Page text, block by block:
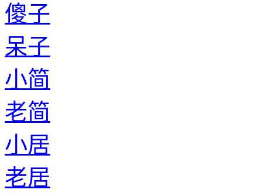
傻子
呆子
小简
老简
小居
老居